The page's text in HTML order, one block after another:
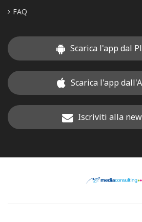
FAQ
Scarica l'app dal
Scarica l'app
Iscriviti alla